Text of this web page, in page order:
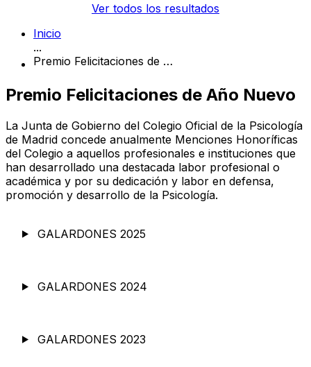
Ver todos los resultados
Inicio
...
Premio Felicitaciones de Año Nuevo
Premio Felicitaciones de Año Nuevo
La Junta de Gobierno del Colegio Oficial de la Psicología
de Madrid concede anualmente Menciones Honoríficas
del Colegio a aquellos profesionales e instituciones que
han desarrollado una destacada labor profesional o
académica y por su dedicación y labor en defensa,
promoción y desarrollo de la Psicología.
GALARDONES 2025
GALARDONES 2024
GALARDONES 2023